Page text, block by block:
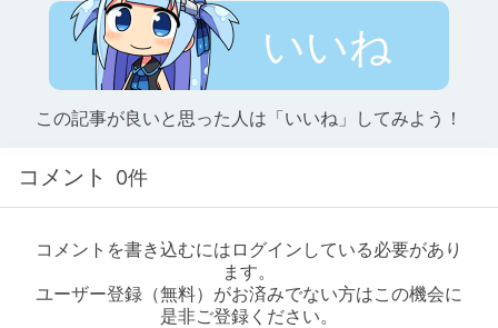
いいね
この記事が良いと思った人は「いいね」してみよう！
コメント 0件
コメントを書き込むにはログインしている必要があり
ます。
ユーザー登録（無料）がお済みでない方はこの機会に
是非ご登録ください。